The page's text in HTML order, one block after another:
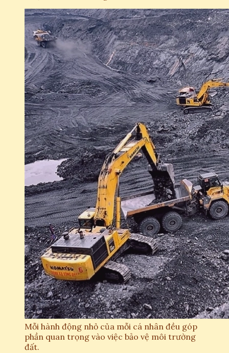
Mỗi hành động nhỏ của mỗi cá nhân đều góp
phần quan trọng vào việc bảo vệ môi trường
đất.